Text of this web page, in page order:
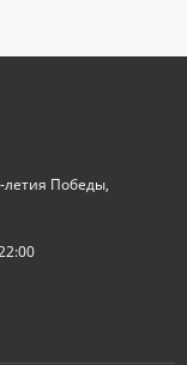
летия Победы,